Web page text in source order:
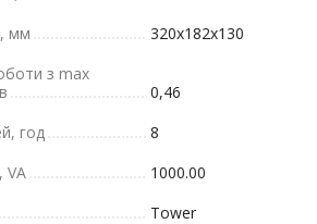
мм
320х182х130
з max
0,46
год
8
VA
1000.00
Tower